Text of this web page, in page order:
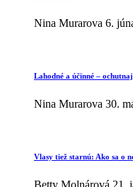
Nina Murarova 6.
Lahodné a účinné –
Nina Murarova 30.
Vlasy tiež starnú: Ako sa o
Betty Molnárová 21.